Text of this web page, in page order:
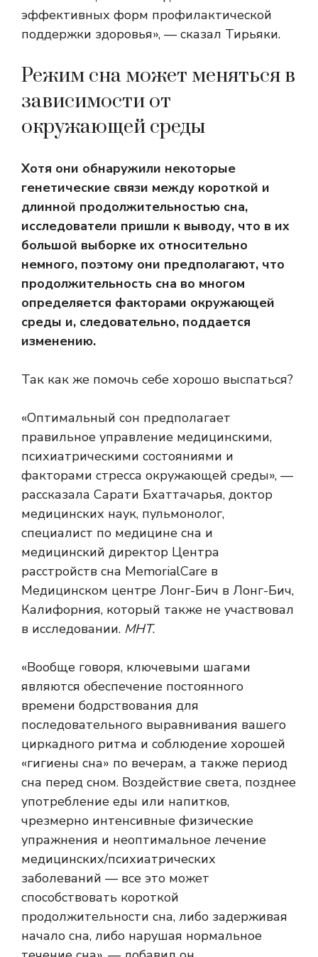
эффективных форм профилактической
поддержки здоровья», — сказал Тирьяки.
Режим сна может меняться в
зависимости от
окружающей среды
Хотя они обнаружили некоторые
генетические связи между короткой и
длинной продолжительностью сна,
исследователи пришли к выводу, что в их
большой выборке их относительно
немного, поэтому они предполагают, что
продолжительность сна во многом
определяется факторами окружающей
среды и, следовательно, поддается
изменению.
Так как же помочь себе хорошо выспаться?
«Оптимальный сон предполагает
правильное управление медицинскими,
психиатрическими состояниями и
факторами стресса окружающей среды», —
рассказала Сарати Бхаттачарья, доктор
медицинских наук, пульмонолог,
специалист по медицине сна и
медицинский директор Центра
расстройств сна MemorialCare в
Медицинском центре Лонг-Бич в Лонг-Бич,
Калифорния, который также не участвовал
в исследовании. МНТ.
«Вообще говоря, ключевыми шагами
являются обеспечение постоянного
времени бодрствования для
последовательного выравнивания вашего
циркадного ритма и соблюдение хорошей
«гигиены сна» по вечерам, а также период
сна перед сном. Воздействие света, позднее
употребление еды или напитков,
чрезмерно интенсивные физические
упражнения и неоптимальное лечение
медицинских/психиатрических
заболеваний — все это может
способствовать короткой
продолжительности сна, либо задерживая
начало сна, либо нарушая нормальное